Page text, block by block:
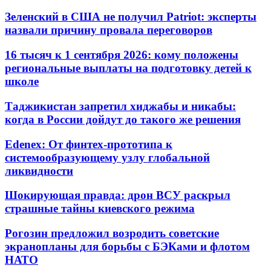
Зеленский в США не получил Patriot: эксперты
назвали причину провала переговоров
16 тысяч к 1 сентября 2026: кому положены
региональные выплаты на подготовку детей к
школе
Таджикистан запретил хиджабы и никабы:
когда в России дойдут до такого же решения
Edenex: От финтех-прототипа к
системообразующему узлу глобальной
ликвидности
Шокирующая правда: дрон ВСУ раскрыл
страшные тайны киевского режима
Рогозин предложил возродить советские
экранопланы для борьбы с БЭКами и флотом
НАТО